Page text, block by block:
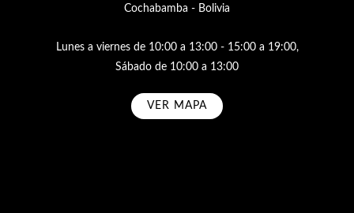
Cochabamba - Bolivia
Lunes a viernes de 10:00 a 13:00 - 15:00 a 19:00,
Sábado de 10:00 a 13:00
VER MAPA